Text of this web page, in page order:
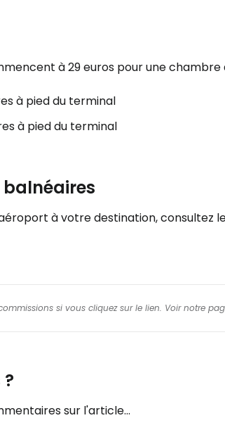
à 29 euros pour une chambre
à pied du terminal
à pied du terminal
à votre destination, consultez
si vous cliquez sur le lien. Voir notre
sur l'article...
Continuer avec Facebook